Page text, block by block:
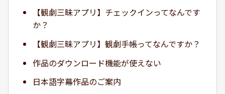
【観劇三昧アプリ】チェックインってなんです
か？
【観劇三昧アプリ】観劇手帳ってなんですか？
作品のダウンロード機能が使えない
日本語字幕作品のご案内